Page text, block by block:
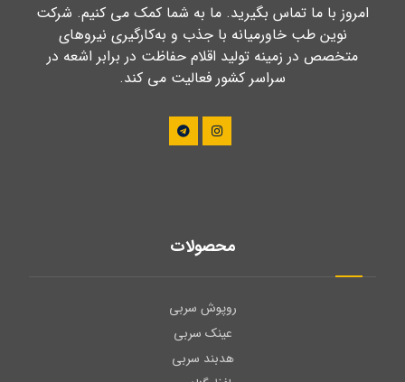
امروز با ما تماس بگیرید. ما به شما کمک می کنیم. شرکت
نوین طب خاورمیانه با جذب و به‌کارگیری نیروهای
متخصص در زمینه تولید اقلام حفاظت در برابر اشعه در
سراسر کشور فعالیت می کند.
محصولات
روپوش سربی
عینک سربی
هدبند سربی